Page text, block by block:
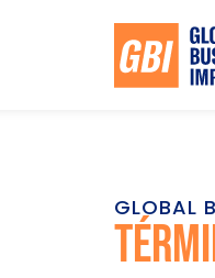
GLOBAL